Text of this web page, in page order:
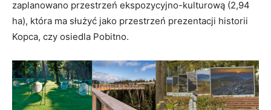
zaplanowano przestrzeń ekspozycyjno-kulturową (2,94
ha), która ma służyć jako przestrzeń prezentacji historii
Kopca, czy osiedla Pobitno.